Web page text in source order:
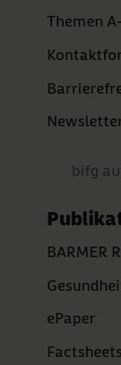
Themen
bifg
BARMER
ePaper
Factsheets